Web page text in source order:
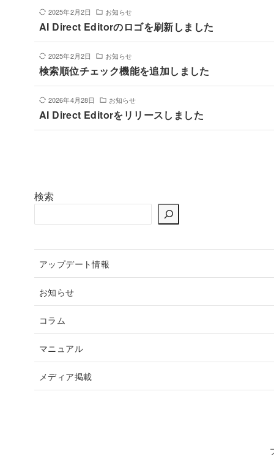
2025年2月2日 お知らせ
AI Direct Editorのロゴを刷新しました
2025年2月2日 お知らせ
検索順位チェック機能を追加しました
2026年4月28日 お知らせ
AI Direct Editorをリリースしました
検索
アップデート情報
お知らせ
コラム
マニュアル
メディア掲載